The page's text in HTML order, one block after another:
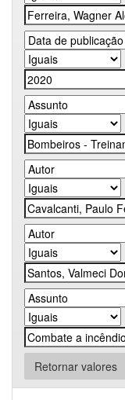
Retornar valores